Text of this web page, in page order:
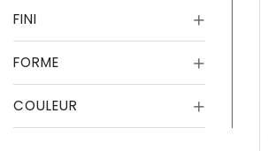
FINI
FORME
COULEUR